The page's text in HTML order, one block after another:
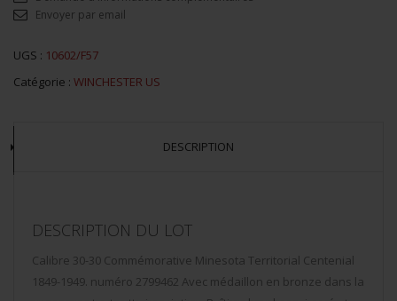
Envoyer par email
UGS : 10602/F57
Catégorie : WINCHESTER US
DESCRIPTION
DESCRIPTION DU LOT
Calibre 30-30 Commémorative Minesota Territorial Centenial
1849-1949. numéro 2799462 Avec médaillon en bronze dans la